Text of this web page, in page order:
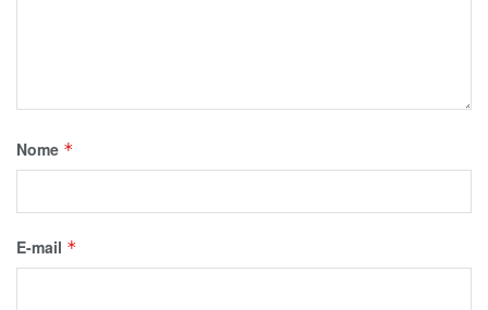
Nome *
E-mail *